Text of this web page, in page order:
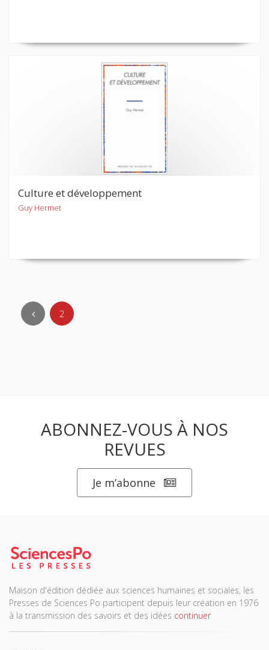
Culture et développement
Guy Hermet
2
ABONNEZ-VOUS À NOS
REVUES
Je m’abonne
Maison d'édition dédiée aux sciences humaines et sociales, les
Presses de Sciences Po participent depuis leur création en 1976
à la transmission des savoirs et des idées continuer